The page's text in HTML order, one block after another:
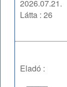
2026.07.21.
Látta : 26
Eladó :